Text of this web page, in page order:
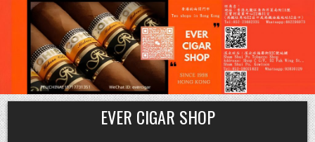
Skip
to
content
EVER CIGAR SHOP